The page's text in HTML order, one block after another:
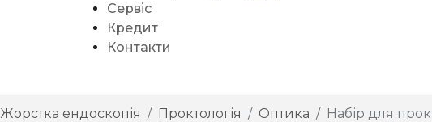
Сервіс
Кредит
Контакти
Жорстка ендоскопія Проктологія Оптика Набір для